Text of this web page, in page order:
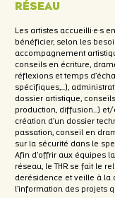
réseau
Les artistes accueilli·e·s
bénéficier, selon les
accompagnement
conseils en écriture,
réflexions et temps
spécifiques,…),
dossier artistique,
production, diffusion…)
création d’un dossier
passation, conseil en
sur la sécurité dans le
Afin d’offrir aux équipes
réseau, le THR se fait le
derésidence et veille à la
l’information des projets